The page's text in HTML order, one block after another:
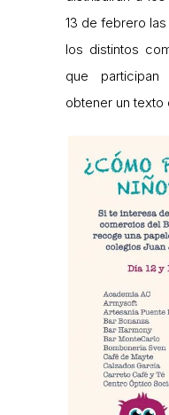
13 de febrero
los distintos
que
obtener un texto